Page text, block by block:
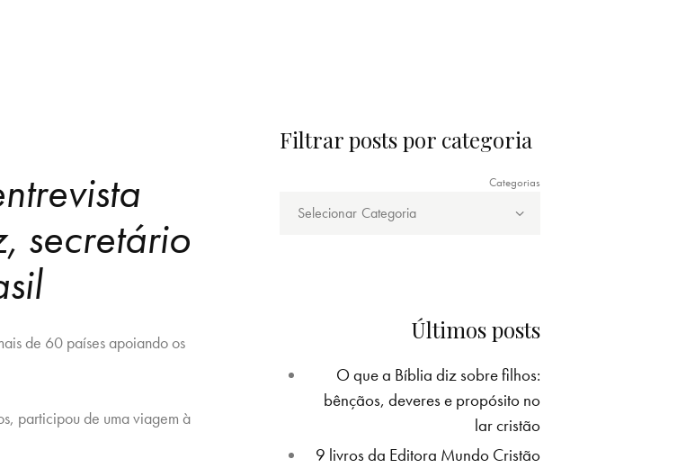
secretário
de 60 países apoiando os
participou de uma viagem à
Filtrar posts por categoria
Categorias
Últimos posts
O que a Bíblia diz sobre filhos:
bênçãos, deveres e propósito no
lar cristão
9 livros da Editora Mundo Cristão